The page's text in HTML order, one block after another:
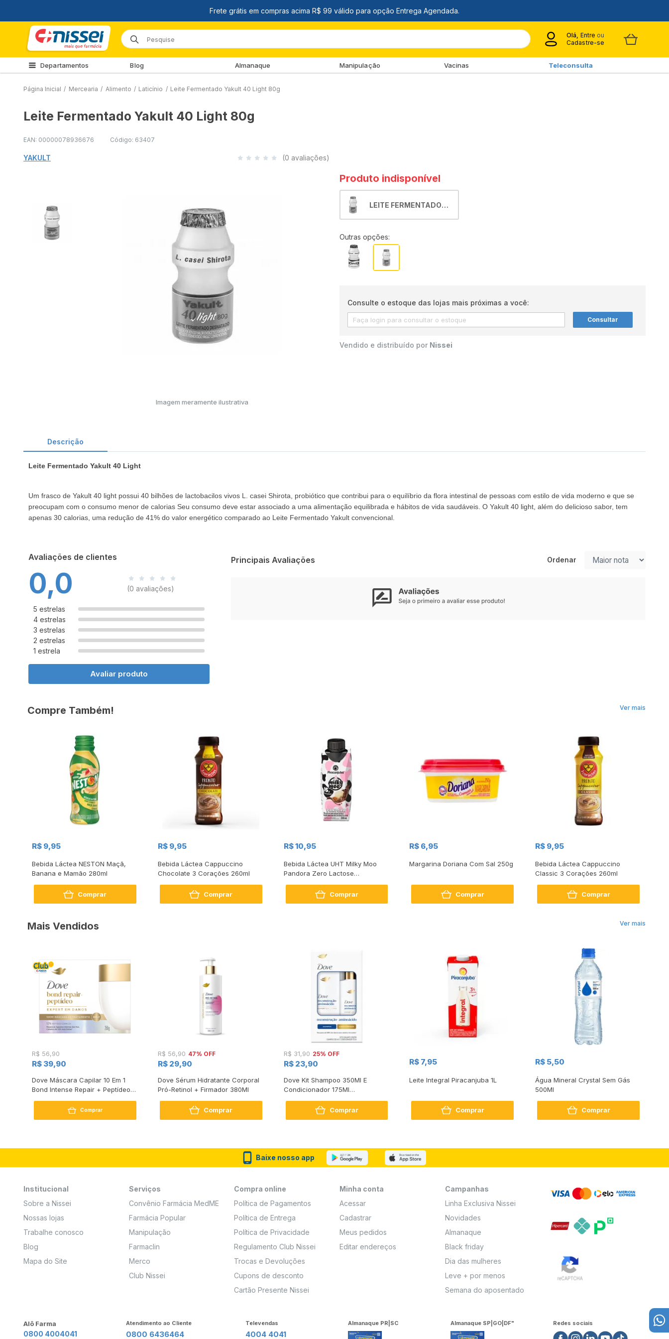
Olá, Entre ou
Cadastre-se
Departamentos Blog Almanaque Manipulação Vacinas Teleconsulta
Página Inicial / Mercearia / Alimento / Laticínio / Leite Fermentado Yakult 40 Light 80g
Leite Fermentado Yakult 40 Light 80g
EAN: 00000078936676 Código: 63407
YAKULT (0 avaliações)
Imagem meramente ilustrativa
Produto indisponível
LEITE FERMENTADO
Outras opções:
Consulte o estoque das lojas mais próximas a você:
Consultar
Vendido e distribuído por Nissei
Descrição
Leite Fermentado Yakult 40 Light
Um frasco de Yakult 40 light possui 40 bilhões de lactobacilos vivos L. casei Shirota, probiótico que contribui para o equilíbrio da flora intestinal de pessoas com estilo de vida moderno e que se
preocupam com o consumo menor de calorias Seu consumo deve estar associado a uma alimentação equilibrada e hábitos de vida saudáveis. O Yakult 40 light, além do delicioso sabor, tem
apenas 30 calorias, uma redução de 41% do valor energético comparado ao Leite Fermentado Yakult convencional.
Avaliações de clientes
0,0 (0 avaliações)
5 estrelas
4 estrelas
3 estrelas
2 estrelas
1 estrela
Avaliar produto
Principais Avaliações Ordenar
Ver mais
Compre Também!
R$ 9,95
Bebida Láctea NESTON Maçã,
Banana e Mamão 280ml
Comprar
R$ 9,95
Bebida Láctea Cappuccino
Chocolate 3 Corações 260ml
Comprar
R$ 10,95
Bebida Láctea UHT Milky Moo
Pandora Zero Lactose
Piracanjuba 250ml
Comprar
R$ 6,95
Margarina Doriana Com Sal 250g
Comprar
R$ 9,95
Bebida Láctea Cappuccino
Classic 3 Corações 260ml
Comprar
Ver mais
Mais Vendidos
R$ 56,90
R$ 39,90
Dove Máscara Capilar 10 Em 1
Bond Intense Repair + Peptídeo
Comprar
R$ 56,90 47% OFF
R$ 29,90
Dove Sérum Hidratante Corporal
Pró-Retinol + Firmador 380Ml
Comprar
R$ 31,90 25% OFF
R$ 23,90
Dove Kit Shampoo 350Ml E
Condicionador 175Ml
Comprar
R$ 7,95
Leite Integral Piracanjuba 1L
Comprar
R$ 5,50
Água Mineral Crystal Sem Gás
500Ml
Comprar
Baixe nosso app
Institucional
Sobre a Nissei
Nossas lojas
Trabalhe conosco
Blog
Mapa do Site
Serviços
Convênio Farmácia MedME
Farmácia Popular
Manipulação
Farmaclin
Merco
Club Nissei
Compra online
Política de Pagamentos
Política de Entrega
Política de Privacidade
Regulamento Club Nissei
Trocas e Devoluções
Cupons de desconto
Cartão Presente Nissei
Minha conta
Acessar
Cadastrar
Meus pedidos
Editar endereços
Campanhas
Linha Exclusiva Nissei
Novidades
Almanaque
Black friday
Dia das mulheres
Leve + por menos
Semana do aposentado
Alô Farma
0800 4004041
Atendimento ao Cliente
0800 6436464
Televendas
4004 4041
Almanaque PR|SC Almanaque SP|GO|DF" Redes sociais